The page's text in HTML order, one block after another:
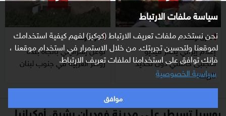
سياسة ملفات الارتباط
نحن نستخدم ملفات تعريف الارتباط (كوكيز) لفهم كيفية استخدامك
لموقعنا ولتحسين تجربتك. من خلال الاستمرار في استخدام موقعنا ،
فإنك توافق على استخدامنا لملفات تعريف الارتباط.
سياسية الخصوصية
موافق
شرق أوسط
إعلام إيراني ينشر فيديو
لمجتبى خامنئي دون تحديد
تاريخه
شرق أوسط
توغّل إسرائيلي باتجاه بلدة
زوطر الغربية في جنوب لبنان
روسيا تسيطر على مدينة فوديان بشرق أوكرانيا